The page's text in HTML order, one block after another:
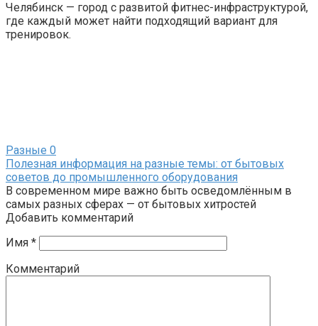
Челябинск — город с развитой фитнес-инфраструктурой,
где каждый может найти подходящий вариант для
тренировок.
Разные 0
Полезная информация на разные темы: от бытовых
советов до промышленного оборудования
В современном мире важно быть осведомлённым в
самых разных сферах — от бытовых хитростей
Добавить комментарий
Имя *
Комментарий